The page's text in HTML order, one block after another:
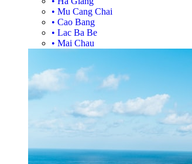
• Mu Cang Chai
• Cao Bang
• Lac Ba Be
• Mai Chau